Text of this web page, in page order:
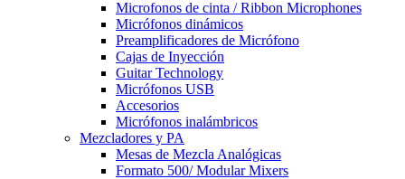
Microfonos de cinta / Ribbon Microphones
Micrófonos dinámicos
Preamplificadores de Micrófono
Cajas de Inyección
Guitar Technology
Micrófonos USB
Accesorios
Micrófonos inalámbricos
Mezcladores y PA
Mesas de Mezcla Analógicas
Formato 500/ Modular Mixers